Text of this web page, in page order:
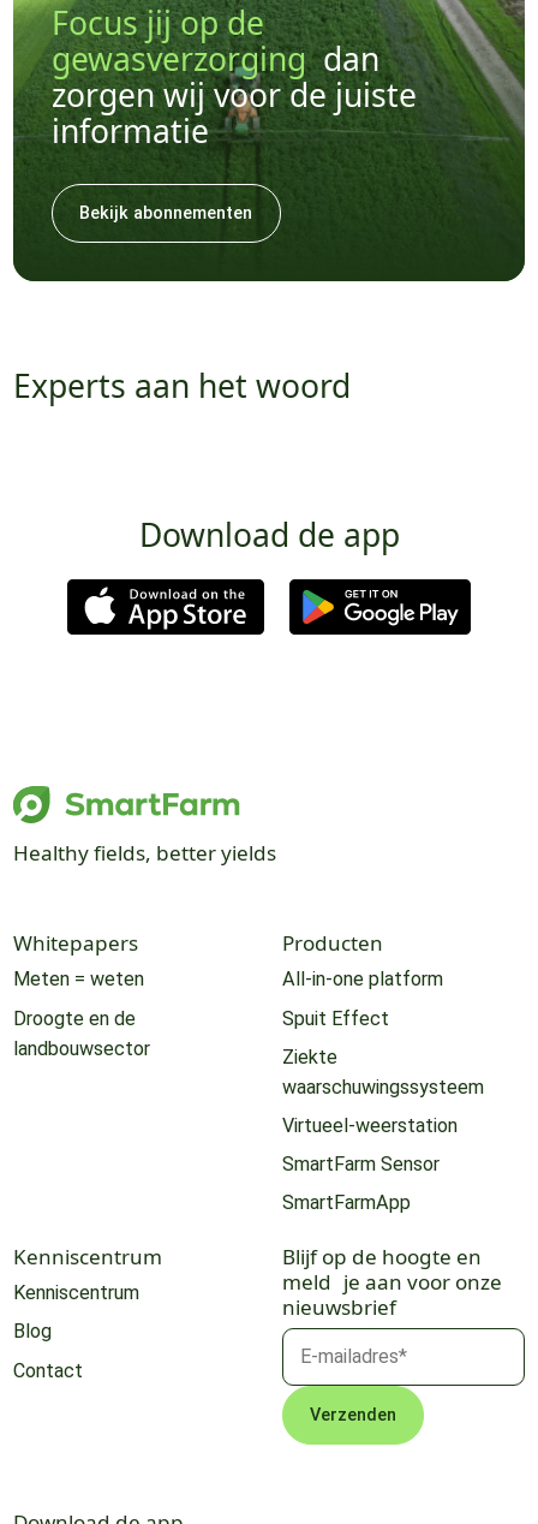
Focus jij op de
gewasverzorging dan
zorgen wij voor de juiste
informatie
Bekijk abonnementen
Experts aan het woord
Download de app
Healthy fields, better yields
Whitepapers
Meten = weten
Droogte en de
landbouwsector
Producten
All-in-one platform
Spuit Effect
Ziekte
waarschuwingssysteem
Virtueel-weerstation
SmartFarm Sensor
SmartFarmApp
Kenniscentrum
Kenniscentrum
Blog
Contact
Blijf op de hoogte en
meld je aan voor onze
nieuwsbrief